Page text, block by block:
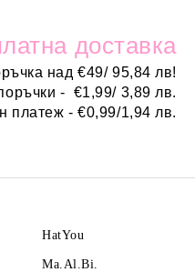
а доставка
над€49/ 95,84 лв!
- €1,99/ 3,89 лв.
платеж -€0,99/1,94 лв.
HatYou
Ma.Al.Bi.